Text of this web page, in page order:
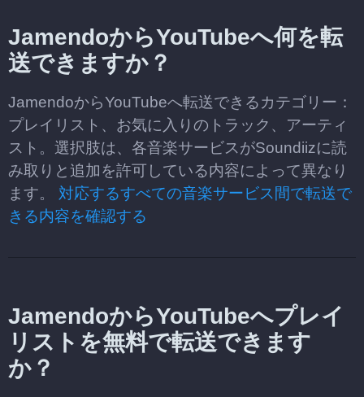
JamendoからYouTubeへ何を転
送できますか？
JamendoからYouTubeへ転送できるカテゴリー：
プレイリスト、お気に入りのトラック、アーティ
スト。選択肢は、各音楽サービスがSoundiizに読
み取りと追加を許可している内容によって異なり
ます。 対応するすべての音楽サービス間で転送で
きる内容を確認する
JamendoからYouTubeへプレイ
リストを無料で転送できます
か？